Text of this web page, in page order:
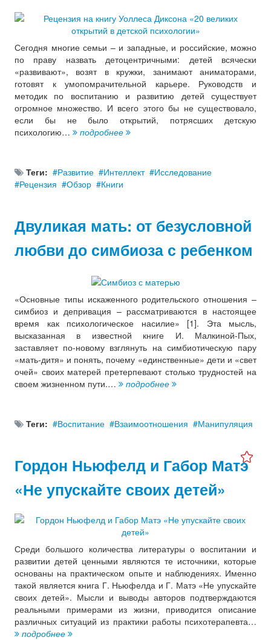
Сегодня многие семьи – и западные, и российские, можно
по праву назвать детоцентричными: детей всячески
«развивают», возят в кружки, занимают аниматорами,
готовят к умопомрачительной карьере. Руководств и
методик по воспитанию и развитию детей существует
огромное множество. И всего этого бы не существовало,
если бы не было открытий, потрясших детскую
психологию…
подробнее
Теги: Развитие Интеллект
Исследование
Рецензия
Обзор Книги
Двуликая мать: от безусловной
любви до симбиоза с ребенком
«Основные типы искаженного родительского отношения –
симбиоз и депривация – рассматриваются в настоящее
время как психологическое насилие» [1]. Эта мысль,
высказанная в известной книге И. Малкиной-Пых,
заставляет по-новому взглянуть на симбиотическую пару
«мать-дитя» и понять, почему «единственные» дети и «свет
очей» своих матерей претерпевают столько трудностей на
своем жизненном пути.…
подробнее
Теги: Воспитание Взаимоотношения Манипуляция
Гордон Ньюфелд и Габор Матэ
«Не упускайте своих детей»
Среди большого количества литературы о воспитании и
развитии детей ценными являются те источники, которые
основаны на практическом опыте и наблюдениях. Именно
такой является книга Г. Ньюфелда и Г. Матэ «Не упускайте
своих детей». Мысли и выводы авторов подтверждаются
реальными примерами из жизни, приводится описание
различных ситуаций из практики работы психотерапевта…
подробнее